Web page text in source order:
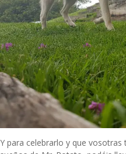
Y para celebrarlo y que